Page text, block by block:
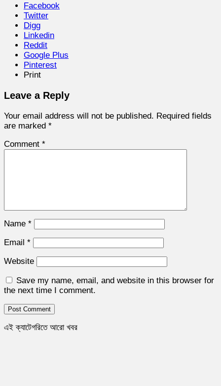
Facebook
Twitter
Digg
Linkedin
Reddit
Google Plus
Pinterest
Print
Leave a Reply
Your email address will not be published. Required fields
are marked *
Comment *
Name *
Email *
Website
Save my name, email, and website in this browser for
the next time I comment.
এই ক্যাটেগরিতে আরো খবর